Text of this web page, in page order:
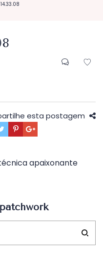
esta postagem
apaixonante